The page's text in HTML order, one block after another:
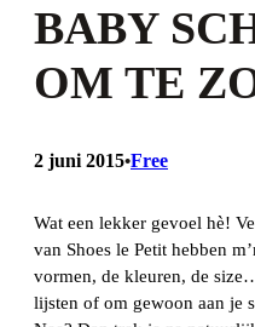
BABY
OM TE
2 juni 2015•Free
Wat een lekker gevoel hè!
van Shoes le Petit hebben
vormen, de kleuren, de
lijsten of om gewoon aan je